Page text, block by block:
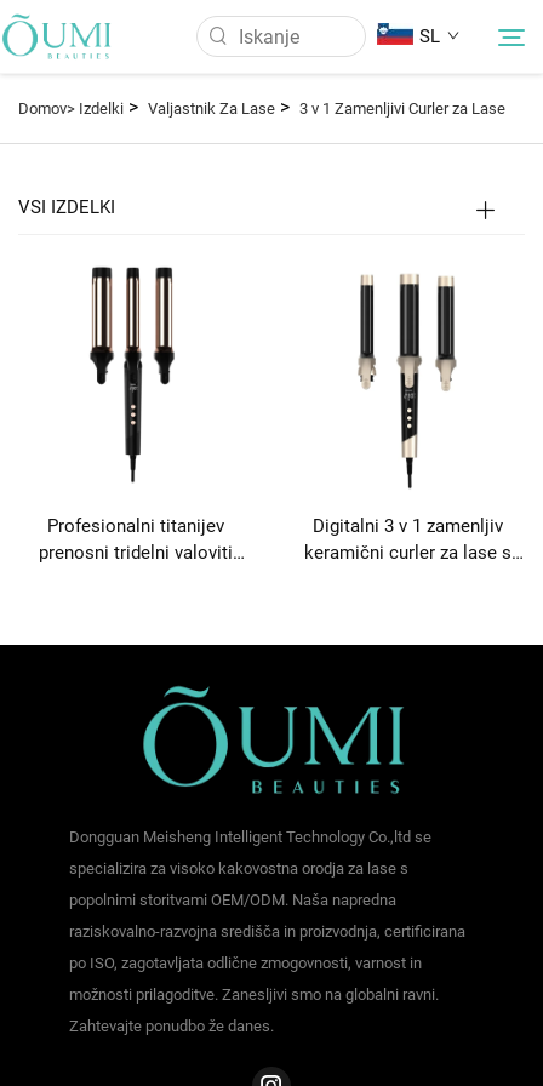
SL
Uporaba
Pogosto Zastavljena Vprašanja
Kontaktirajte nas
Domov> Izdelki > Valjastnik Za Lase > 3 v 1 Zamenljivi Curler za Lase
VSI IZDELKI
Profesionalni titanijev
prenosni tridelni valoviti
Digitalni 3 v 1 zamenljiv
keramični curler za lase s
Dongguan Meisheng Intelligent Technology Co.,ltd se
specializira za visoko kakovostna orodja za lase s
popolnimi storitvami OEM/ODM. Naša napredna
raziskovalno-razvojna središča in proizvodnja, certificirana
po ISO, zagotavljata odlične zmogovnosti, varnost in
možnosti prilagoditve. Zanesljivi smo na globalni ravni.
Zahtevajte ponudbo že danes.